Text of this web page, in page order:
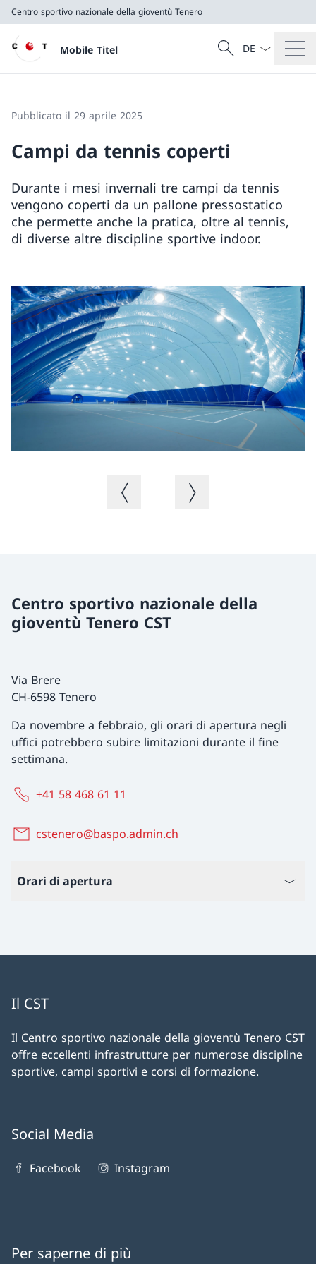
Centro sportivo nazionale della gioventù Tenero
Mobile Titel
Cercare
Ricerca
Dal menu a
Pubblicato il 29 aprile 2025
Campi da tennis coperti
Durante i mesi invernali tre campi da tennis
vengono coperti da un pallone pressostatico
che permette anche la pratica, oltre al tennis,
di diverse altre discipline sportive indoor.
Immagine precedenteImmagine successiva
Centro sportivo nazionale della
gioventù Tenero CST
Via Brere
CH-6598 Tenero
Da novembre a febbraio, gli orari di apertura negli
uffici potrebbero subire limitazioni durante il fine
settimana.
+41 58 468 61 11
cstenero@baspo.admin.ch
Orari di apertura
Il CST
Il Centro sportivo nazionale della gioventù Tenero CST
offre eccellenti infrastrutture per numerose discipline
sportive, campi sportivi e corsi di formazione.
Social Media
Facebook Instagram
Per saperne di più